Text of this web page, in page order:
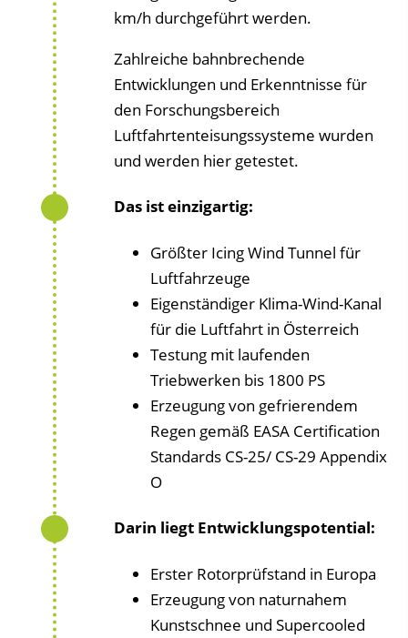
km/h durchgeführt werden.
Zahlreiche bahnbrechende
Entwicklungen und Erkenntnisse für
den Forschungsbereich
Luftfahrtenteisungssysteme wurden
und werden hier getestet.
Das ist einzigartig:
Größter Icing Wind Tunnel für
Luftfahrzeuge
Eigenständiger Klima-Wind-Kanal
für die Luftfahrt in Österreich
Testung mit laufenden
Triebwerken bis 1800 PS
Erzeugung von gefrierendem
Regen gemäß EASA Certification
Standards CS-25/ CS-29 Appendix
O
Darin liegt Entwicklungspotential:
Erster Rotorprüfstand in Europa
Erzeugung von naturnahem
Kunstschnee und Supercooled